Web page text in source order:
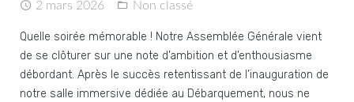
2 mars 2026 Non classé
Quelle soirée mémorable ! Notre Assemblée Générale vient
de se clôturer sur une note d’ambition et d’enthousiasme
débordant. Après le succès retentissant de l’inauguration de
notre salle immersive dédiée au Débarquement, nous ne